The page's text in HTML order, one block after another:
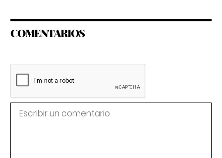
COMENTARIOS